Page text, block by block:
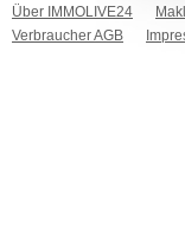
Über IMMOLIVE24
Verbraucher AGB